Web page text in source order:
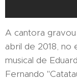
A cantora
abril de 2018, no
musical de
Fernando